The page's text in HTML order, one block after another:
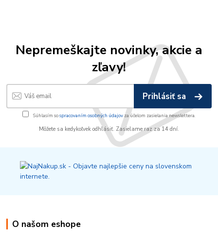
Nepremeškajte novinky, akcie a
zľavy!
Prihlásiť sa
Súhlasím sospracovaním osobných údajov za účelom zasielania newslettera.
Môžete sa kedykoľvek odhlásiť. Zasielame raz za 14 dní.
O našom eshope